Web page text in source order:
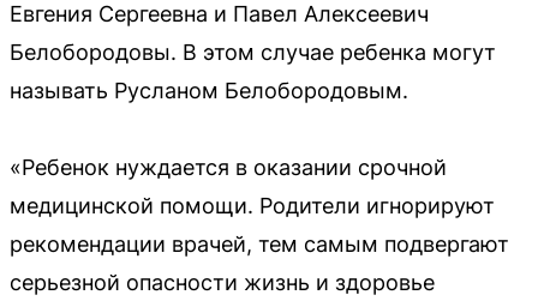
Евгения Сергеевна и Павел Алексеевич
Белобородовы. В этом случае ребенка могут
называть Русланом Белобородовым.
«Ребенок нуждается в оказании срочной
медицинской помощи. Родители игнорируют
рекомендации врачей, тем самым подвергают
серьезной опасности жизнь и здоровье